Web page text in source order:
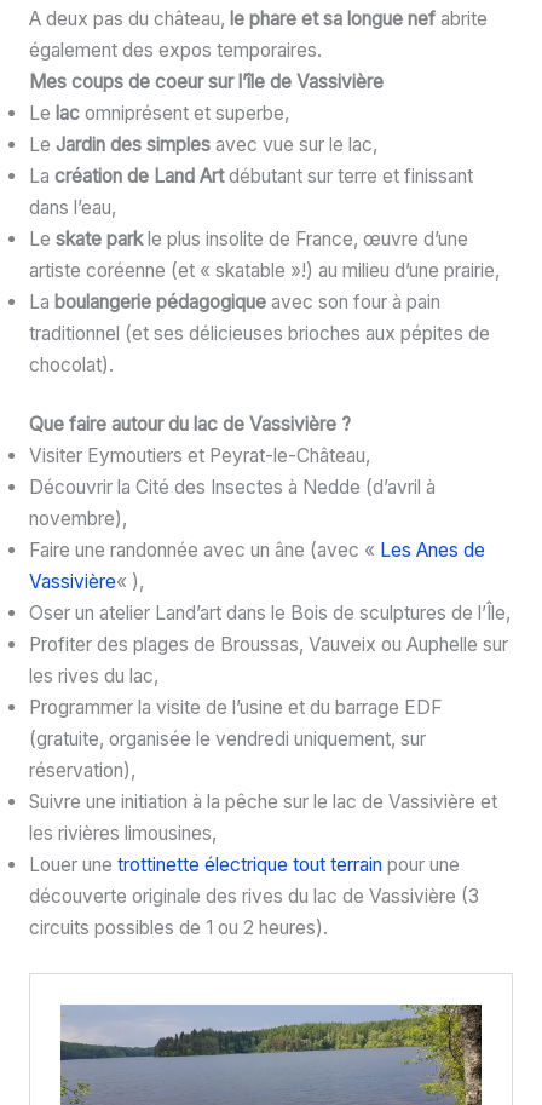
A deux pas du château, le phare et sa longue nef abrite
également des expos temporaires.
Mes coups de coeur sur l’île de Vassivière
Le lac omniprésent et superbe,
Le Jardin des simplesavec vue sur le lac,
La création de Land Artdébutant sur terre et finissant
dans l’eau,
Le skate parkle plus insolite de France, œuvre d’une
artiste coréenne (et « skatable »!) au milieu d’une prairie,
La boulangerie pédagogiqueavec son four à pain
traditionnel (et ses délicieuses brioches aux pépites de
chocolat).
Que faire autour du lac de Vassivière ?
Visiter Eymoutiers et Peyrat-le-Château,
Découvrir la Cité des Insectes à Nedde (d’avril à
novembre),
Faire une randonnée avec un âne (avec « Les Anes de
Vassivière« ),
Oser un atelier Land’art dans le Bois de sculptures de l’Île,
Profiter des plages de Broussas, Vauveix ou Auphelle sur
les rives du lac,
Programmer la visite de l’usine et du barrage EDF
(gratuite, organisée le vendredi uniquement, sur
réservation),
Suivre une initiation à la pêche sur le lac de Vassivière et
les rivières limousines,
Louer une trottinette électrique tout terrainpour une
découverte originale des rives du lac de Vassivière (3
circuits possibles de 1 ou 2 heures).